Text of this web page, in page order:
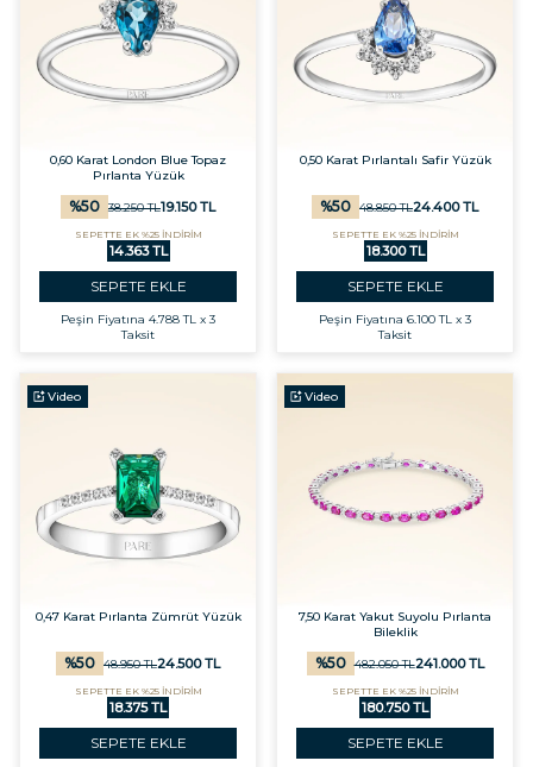
0,60 Karat London Blue Topaz
Pırlanta Yüzük
%50 38.250TL19.150TL
SEPETTE EK %25 İNDİRİM
14.363 TL
SEPETE EKLE
Peşin Fiyatına 4.788 TL x 3
Taksit
0,50 Karat Pırlantalı Safir Yüzük
%50 48.850TL24.400TL
SEPETTE EK %25 İNDİRİM
18.300 TL
SEPETE EKLE
Peşin Fiyatına 6.100 TL x 3
Taksit
Video
0,47 Karat Pırlanta Zümrüt Yüzük
%50 48.950TL24.500TL
SEPETTE EK %25 İNDİRİM
18.375 TL
SEPETE EKLE
Video
7,50 Karat Yakut Suyolu Pırlanta
Bileklik
%50 482.050TL241.000TL
SEPETTE EK %25 İNDİRİM
180.750 TL
SEPETE EKLE